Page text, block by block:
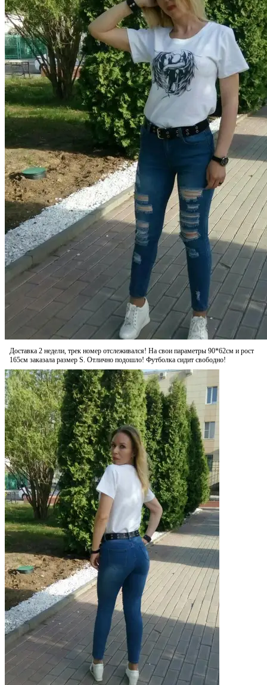
Доставка 2 недели, трек номер отслеживался! На свои параметры 90*62см и рост
165см заказала размер S. Отлично подошло! Футболка сидит свободно!